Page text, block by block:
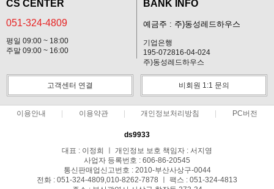
CS CENTER
051-324-4809
평일 09:00 ~ 18:00
주말 09:00 ~ 16:00
BANK INFO
예금주 : 주)동성레드하우스
기업은행
195-072816-04-024
주)동성레드하우스
고객센터 연결 비회원 1:1 문의
이용안내 이용약관 개인정보처리방침 PC버전
ds9933
대표 : 이정희 ㅣ 개인정보 보호 책임자 : 서지영
사업자 등록번호 : 606-86-20545
통신판매업신고번호 : 2010-부산사상구-0044
전화 : 051-324-4809,010-8262-7878 ㅣ 팩스 : 051-324-4813